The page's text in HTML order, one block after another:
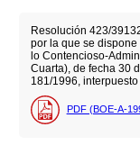
Resolución 423/
por la que se
lo Contencioso-
Cuarta), de fecha 30
181/1996,
PDF (BOE-A-